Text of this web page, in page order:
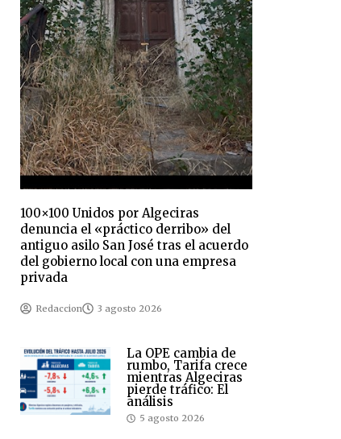
100×100 Unidos por Algeciras
denuncia el «práctico derribo» del
antiguo asilo San José tras el acuerdo
del gobierno local con una empresa
privada
Redaccion 3 agosto 2026
La OPE cambia de
rumbo, Tarifa crece
mientras Algeciras
pierde tráfico: El
análisis
5 agosto 2026